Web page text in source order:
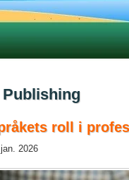
Publishing
roll i
2026